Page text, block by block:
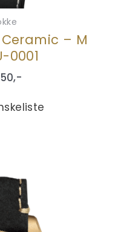
– M
0001
,-